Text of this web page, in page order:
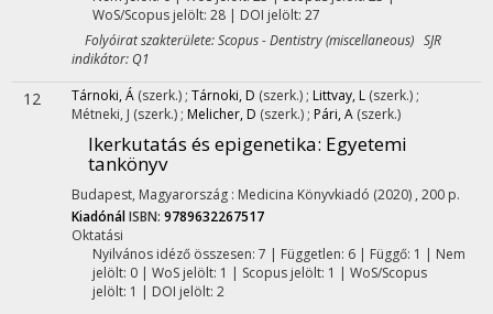
WoS/Scopus jelölt: 28 | DOI jelölt: 27
Folyóirat szakterülete: Scopus - Dentistry (miscellaneous) SJR
indikátor: Q1
12 Tárnoki, Á (szerk.) ; Tárnoki, D (szerk.) ; Littvay, L (szerk.) ;
Métneki, J (szerk.) ; Melicher, D (szerk.) ; Pári, A (szerk.)
Ikerkutatás és epigenetika: Egyetemi
tankönyv
Budapest, Magyarország : Medicina Könyvkiadó (2020) , 200 p.
KiadónálISBN: 9789632267517
Oktatási
Nyilvános idéző összesen: 7 | Független: 6 | Függő: 1 | Nem
jelölt: 0 | WoS jelölt: 1 | Scopus jelölt: 1 | WoS/Scopus
jelölt: 1 | DOI jelölt: 2